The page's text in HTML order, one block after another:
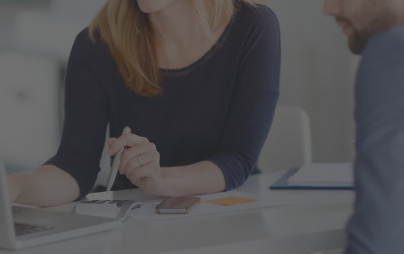
Mehr Infos
Unsere Erfolgsgeschichten
Mehr Infos